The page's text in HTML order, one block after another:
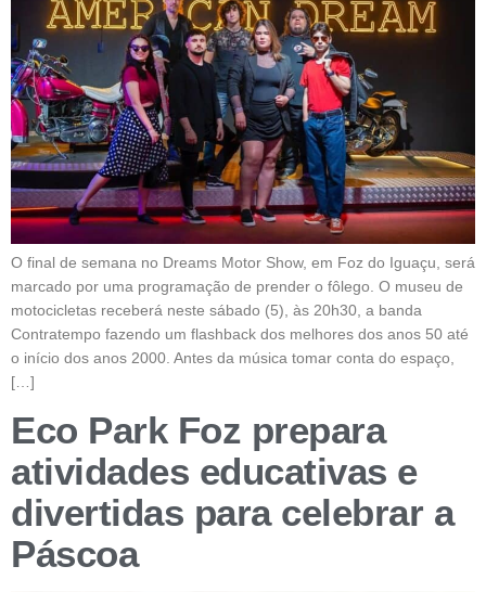
O final de semana no Dreams Motor Show, em Foz do Iguaçu, será
marcado por uma programação de prender o fôlego. O museu de
motocicletas receberá neste sábado (5), às 20h30, a banda
Contratempo fazendo um flashback dos melhores dos anos 50 até
o início dos anos 2000. Antes da música tomar conta do espaço,
[…]
Eco Park Foz prepara
atividades educativas e
divertidas para celebrar a
Páscoa